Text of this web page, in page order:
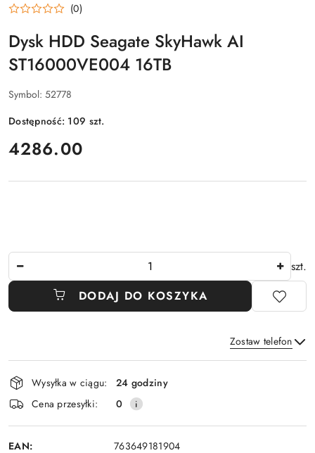
(0)
Dysk HDD Seagate SkyHawk AI
ST16000VE004 16TB
Symbol: 52778
Dostępność: 109 szt.
cena:
4286.00
szt.
DODAJ DO KOSZYKA
Zostaw telefon
Wyślij
Dostępność
i
dostawa
Wysyłka w ciągu:
24 godziny
Cena przesyłki:
0
EAN: 763649181904